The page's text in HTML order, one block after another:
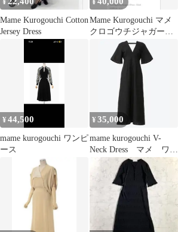
¥
Mame Kurogouchi Cotton
Jersey Dress
¥
Mame Kurogouchi マメ
クロゴウチジャガード
マーメイドドレス 黒
¥44,500
mame kurogouchi ワンピ
ース
¥35,000
mame kurogouchi V-
Neck Dress マメ ワン
ピース